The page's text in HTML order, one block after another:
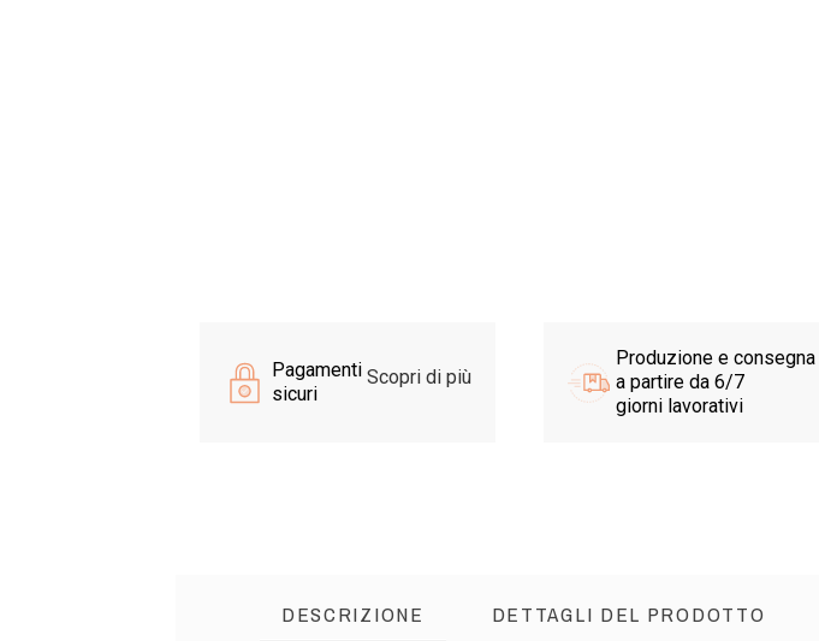
Pagamenti
sicuri
Scopri di più
Produzione e consegna
a partire da 6/7
giorni lavorativi
DESCRIZIONE DETTAGLI DEL PRODOTTO